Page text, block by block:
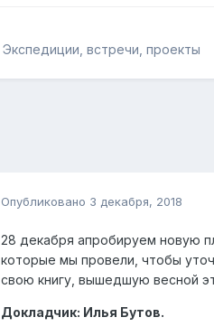
Экспедиции, встречи, проекты
Опубликовано 3 декабря, 2018
28 декабря апробируем новую
которые мы провели, чтобы
свою книгу, вышедшую весной
Докладчик: Илья Бутов.